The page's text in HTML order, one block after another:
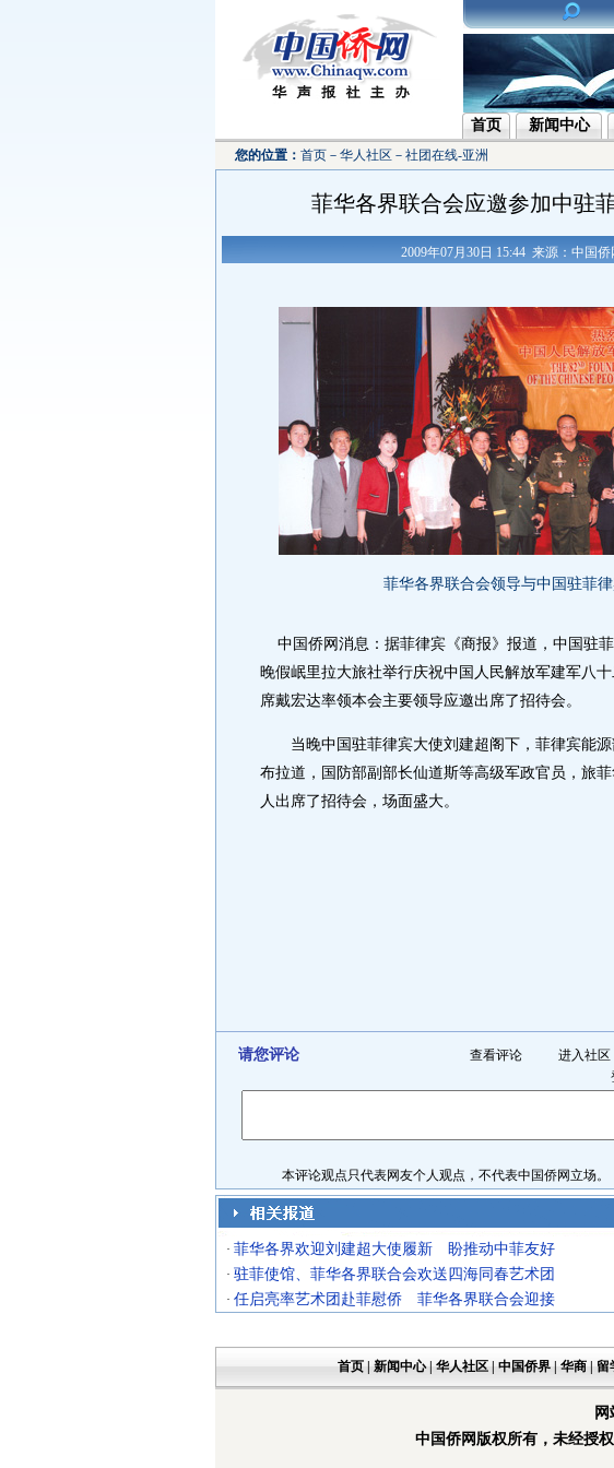
首页 新闻中心
您的位置： 首页 － 华人社区 － 社团在线-亚洲
菲华各界联合会应邀参加中驻
2009年07月30日 15:44 来源：中国
菲华各界联合会领导与中国驻菲律
中国侨网消息：据菲律宾《商报》报道，中国驻
晚假岷里拉大旅社举行庆祝中国人民解放军建军八
席戴宏达率领本会主要领导应邀出席了招待会。
当晚中国驻菲律宾大使刘建超阁下，菲律宾能源
布拉道，国防部副部长仙道斯等高级军政官员，旅
人出席了招待会，场面盛大。
请您评论 查看评论
进入社区
本评论观点只代表网友个人观点，不代表中国侨网立场。
· 菲华各界欢迎刘建超大使履新 盼推动中菲友好
· 驻菲使馆、菲华各界联合会欢送四海同春艺术团
· 任启亮率艺术团赴菲慰侨 菲华各界联合会迎接
首页| 新闻中心| 华人社区| 中国侨界| 华商| 留
网
中国侨网版权所有，未经授